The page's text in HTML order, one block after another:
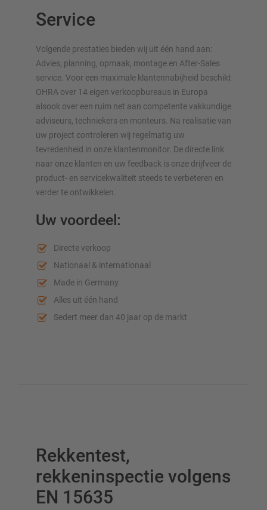
Service
Volgende prestaties bieden wij uit één hand aan:
Advies, planning, opmaak, montage en After-Sales
service. Voor een maximale klantennabijheid beschikt
OHRA over 14 eigen verkoopbureaus in Europa
alsook over een ruim net aan competente vakkundige
adviseurs, techniekers en monteurs. Na realisatie van
uw project controleren wij regelmatig uw
tevredenheid in onze klantenmonitor. De directe link
naar onze klanten en uw feedback is onze drijfveer de
product- en servicekwaliteit steeds te verbeteren en
verder te ontwikkelen.
Uw voordeel:
Directe verkoop
Nationaal & internationaal
Made in Germany
Alles uit één hand
Sedert meer dan 40 jaar op de markt
Rekkentest,
rekkeninspectie volgens
EN 15635
Draagarmstellingen voor langgoed
Andere draagarmstelling uitvoeringen
OVERZICHT VAN OPSLAGSYSTEMEN
Palletstellingen
Automatische opslagsystemen
Systeemvloeren
Verticale opslag